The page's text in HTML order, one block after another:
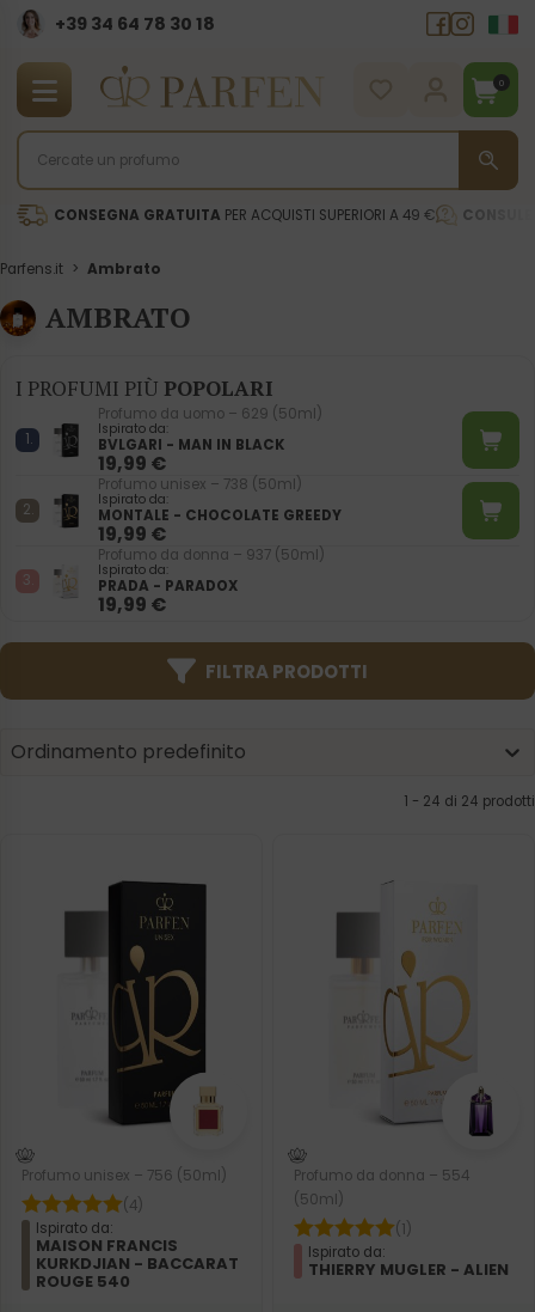
+39 34 64 78 30 18
0
CONSEGNA GRATUITA PER ACQUISTI SUPERIORI A 49 €
Parfens.it > Ambrato
AMBRATO
I PROFUMI PIÙ POPOLARI
Profumo da uomo – 629 (50ml)
Ispirato da:
BVLGARI - MAN IN BLACK
19,99 €
Profumo unisex – 738 (50ml)
Ispirato da:
MONTALE - CHOCOLATE GREEDY
19,99 €
Profumo da donna – 937 (50ml)
Ispirato da:
PRADA - PARADOX
19,99 €
FILTRA PRODOTTI
Product | Sorting
Sort content
Ordinamento predefinito
Sort content
1 - 24 di 24 prodotti
Profumo unisex – 756 (50ml)
(4)
Ispirato da:
MAISON FRANCIS
KURKDJIAN - BACCARAT
ROUGE 540
Profumo da donna – 554
(50ml)
(1)
Ispirato da:
THIERRY MUGLER - ALIEN